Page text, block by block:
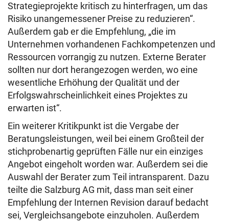
Strategieprojekte kritisch zu hinterfragen, um das
Risiko unangemessener Preise zu reduzieren“.
Außerdem gab er die Empfehlung, „die im
Unternehmen vorhandenen Fachkompetenzen und
Ressourcen vorrangig zu nutzen. Externe Berater
sollten nur dort herangezogen werden, wo eine
wesentliche Erhöhung der Qualität und der
Erfolgswahrscheinlichkeit eines Projektes zu
erwarten ist“.
Ein weiterer Kritikpunkt ist die Vergabe der
Beratungsleistungen, weil bei einem Großteil der
stichprobenartig geprüften Fälle nur ein einziges
Angebot eingeholt worden war. Außerdem sei die
Auswahl der Berater zum Teil intransparent. Dazu
teilte die Salzburg AG mit, dass man seit einer
Empfehlung der Internen Revision darauf bedacht
sei, Vergleichsangebote einzuholen. Außerdem